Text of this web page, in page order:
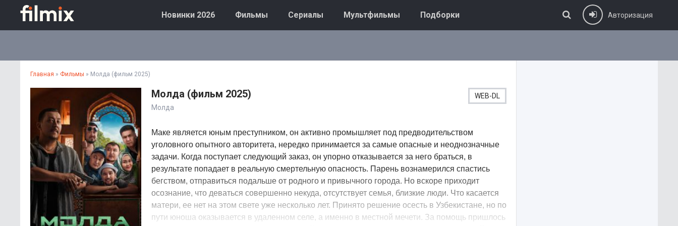
Новинки 2026 Фильмы Сериалы Мультфильмы Подборки Авторизация
Главная » Фильмы » Молда (фильм 2025)
Молда (фильм 2025)
Молда
WEB-DL
Маке является юным преступником, он активно промышляет под предводительством
уголовного опытного авторитета, нередко принимается за самые опасные и неоднозначные
задачи. Когда поступает следующий заказ, он упорно отказывается за него браться, в
результате попадает в реальную смертельную опасность. Парень вознамерился спастись
бегством, отправиться подальше от родного и привычного города. Но вскоре приходит
осознание, что деваться совершенно некуда, отсутствует семья, близкие люди. Что касается
матери, ее нет на этом свете уже несколько лет. Принято решение осесть в Узбекистане, но по
пути юноша оказывается в удаленном селе, а именно в местной мечети. За помощь пришлось